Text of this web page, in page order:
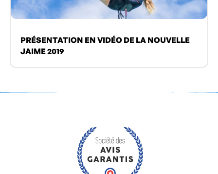
PRÉSENTATION EN VIDÉO DE LA NOUVELLE
JAIME 2019